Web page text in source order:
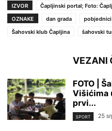
IZVOR
Čapljinski portal; Foto:
OZNAKE
dan grada pobjednici
Šahovski klub Čapljina
šahovski
VEZANI
FOTO |
Višićima
prvi...
SPORT 25